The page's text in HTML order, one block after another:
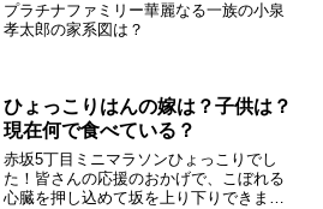
プラチナファミリー華麗なる一族の小泉
孝太郎の家系図は？
ひょっこりはんの嫁は？子供は？
現在何で食べている？
赤坂5丁目ミニマラソンひょっこりでし
た！皆さんの応援のおかげで、こぼれる
心臓を押し込めて坂を上り下りできまし